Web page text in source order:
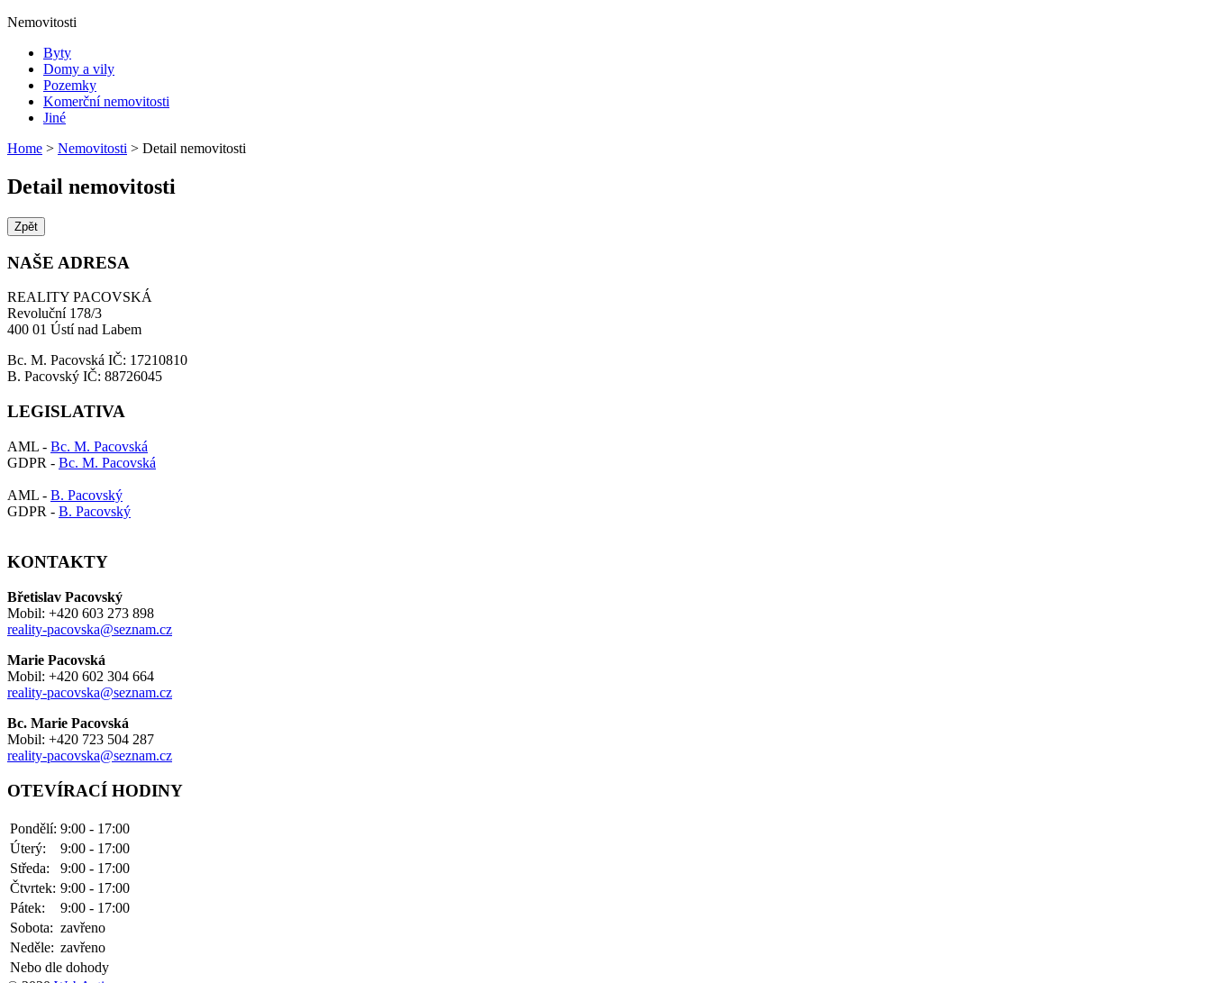
Nemovitosti
Byty
Domy a vily
Pozemky
Komerční nemovitosti
Jiné
Home > Nemovitosti > Detail nemovitosti
Detail nemovitosti
Zpět
NAŠE ADRESA
REALITY PACOVSKÁ
Revoluční 178/3
400 01 Ústí nad Labem
Bc. M. Pacovská IČ: 17210810
B. Pacovský IČ: 88726045
LEGISLATIVA
AML - Bc. M. Pacovská
GDPR - Bc. M. Pacovská
AML - B. Pacovský
GDPR - B. Pacovský
KONTAKTY
Břetislav Pacovský
Mobil: +420 603 273 898
reality-pacovska@seznam.cz
Marie Pacovská
Mobil: +420 602 304 664
reality-pacovska@seznam.cz
Bc. Marie Pacovská
Mobil: +420 723 504 287
reality-pacovska@seznam.cz
OTEVÍRACÍ HODINY
Pondělí: 9:00 - 17:00
Úterý:
9:00 - 17:00
Středa:
9:00 - 17:00
Čtvrtek: 9:00 - 17:00
Pátek:
9:00 - 17:00
Sobota: zavřeno
Neděle: zavřeno
Nebo dle dohody